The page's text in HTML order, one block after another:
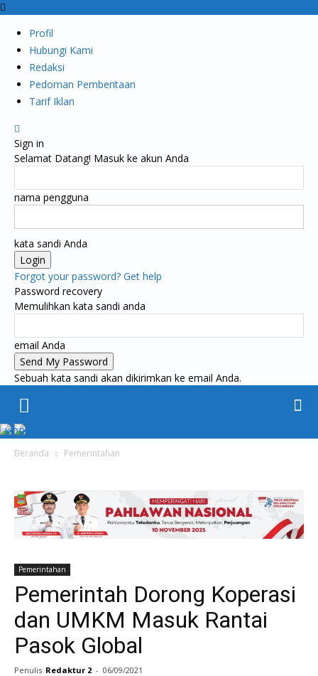
Profil
Hubungi Kami
Redaksi
Pedoman Pemberitaan
Tarif Iklan
Sign in
Selamat Datang! Masuk ke akun Anda
nama pengguna
kata sandi Anda
Forgot your password? Get help
Password recovery
Memulihkan kata sandi anda
email Anda
Sebuah kata sandi akan dikirimkan ke email Anda.
KORAN PELITA
Beranda Pemerintahan
Pemerintahan
Pemerintah Dorong Koperasi
dan UMKM Masuk Rantai
Pasok Global
Penulis Redaktur 2 - 06/09/2021